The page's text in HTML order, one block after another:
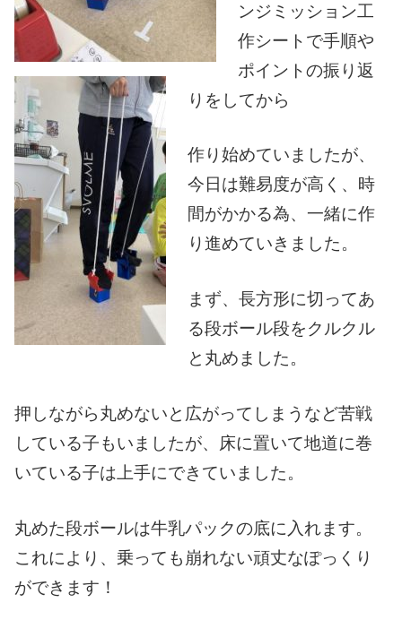
ンジミッション工
作シートで手順や
ポイントの振り返
りをしてから
作り始めていましたが、
今日は難易度が高く、時
間がかかる為、一緒に作
り進めていきました。
まず、長方形に切ってあ
る段ボール段をクルクル
と丸めました。
押しながら丸めないと広がってしまうなど苦戦
している子もいましたが、床に置いて地道に巻
いている子は上手にできていました。
丸めた段ボールは牛乳パックの底に入れます。
これにより、乗っても崩れない頑丈なぽっくり
ができます！